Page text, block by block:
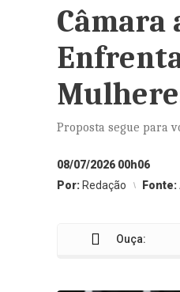
Câmara
Proposta segue para
08/07/2026 00h06
Por: Redação Fonte:
Ouça: